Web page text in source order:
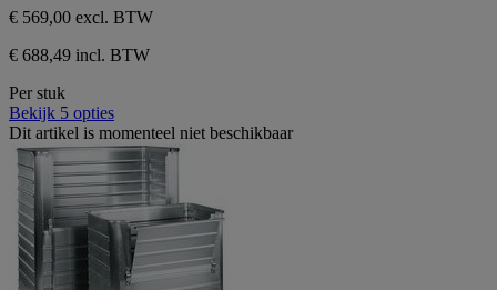
€ 569,00 excl. BTW
€ 688,49 incl. BTW
Per stuk
Bekijk 5 opties
Dit artikel is momenteel niet beschikbaar